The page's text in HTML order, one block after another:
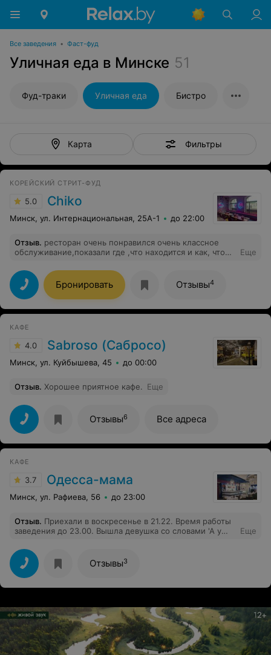
Все заведения • Фаст-фуд
Уличная еда в Минске 51
Фуд-траки Уличная еда Бистро
Карта Фильтры
КОРЕЙСКИЙ СТРИТ-ФУД
5.0 Chiko
Минск, ул. Интернациональная, 25А-1 до 22:00
Отзыв. ресторан очень понравился очень классное
обслуживание,показали где ,что находится и как, что
понравилось
Еще
Бронировать Отзывы4
КАФЕ
4.0 Sabroso (Сабросо)
Минск, ул. Куйбышева, 45 до 00:00
Отзыв. Хорошее приятное кафе. Еще
Отзывы6 Все адреса
КАФЕ
3.7 Одесса-мама
Минск, ул. Рафиева, 56 до 23:00
Отзыв. Приехали в воскресенье в 21.22. Время работы
заведения до 23.00. Вышла девушка со словами 'А у
понимаю, но без еды как можно ещё 1.5 часа работать?
Вообще не рекомендую
Еще
Отзывы3